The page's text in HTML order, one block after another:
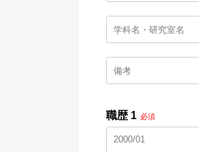
職歴 1 必須